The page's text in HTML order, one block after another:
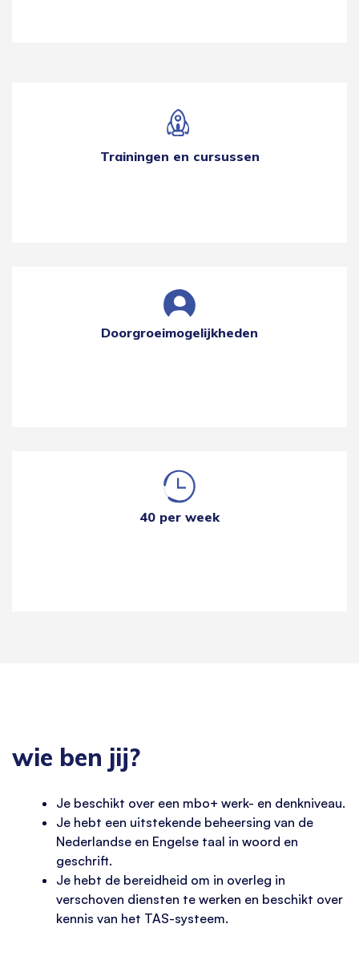
Trainingen en cursussen
Doorgroeimogelijkheden
40 per week
wie ben jij?
Je beschikt over een mbo+ werk- en denkniveau.
Je hebt een uitstekende beheersing van de
Nederlandse en Engelse taal in woord en
geschrift.
Je hebt de bereidheid om in overleg in
verschoven diensten te werken en beschikt over
kennis van het TAS-systeem.